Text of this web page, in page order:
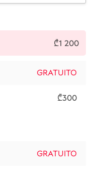
₾1 200
GRATUITO
₾300
GRATUITO